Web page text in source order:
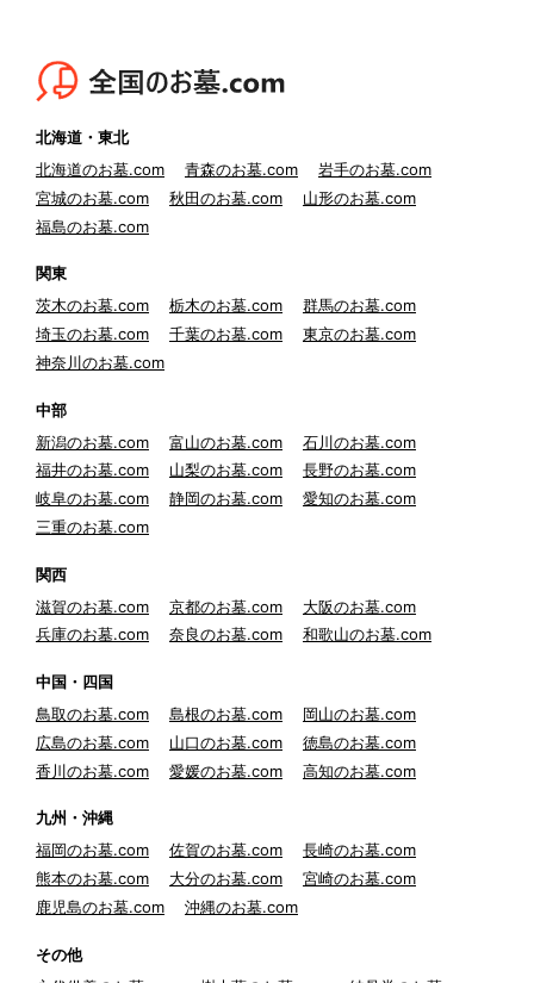
北海道・東北
北海道のお墓.com
青森のお墓.com
岩手のお墓.com
宮城のお墓.com
秋田のお墓.com
山形のお墓.com
福島のお墓.com
関東
茨木のお墓.com
栃木のお墓.com
群馬のお墓.com
埼玉のお墓.com
千葉のお墓.com
東京のお墓.com
神奈川のお墓.com
中部
新潟のお墓.com
富山のお墓.com
石川のお墓.com
福井のお墓.com
山梨のお墓.com
長野のお墓.com
岐阜のお墓.com
静岡のお墓.com
愛知のお墓.com
三重のお墓.com
関西
滋賀のお墓.com
京都のお墓.com
大阪のお墓.com
兵庫のお墓.com
奈良のお墓.com 和歌山のお墓.com
中国・四国
鳥取のお墓.com
島根のお墓.com
岡山のお墓.com
広島のお墓.com
山口のお墓.com
徳島のお墓.com
香川のお墓.com
愛媛のお墓.com 高知のお墓.com
九州・沖縄
福岡のお墓.com
佐賀のお墓.com
長崎のお墓.com
熊本のお墓.com
大分のお墓.com
宮崎のお墓.com
鹿児島のお墓.com
沖縄のお墓.com
その他